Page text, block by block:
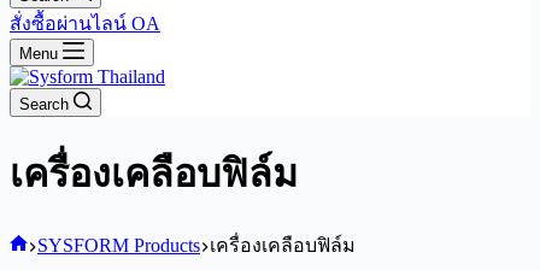
สั่งซื้อผ่านไลน์ OA
Menu
Search
เครื่องเคลือบฟิล์ม
Home
SYSFORM Products เครื่องเคลือบฟิล์ม